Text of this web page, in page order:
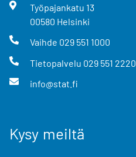
Työpajankatu 13
00580 Helsinki
Vaihde 029 551 1000
Tietopalvelu 029 551 2220
info@stat.fi
Kysy meiltä